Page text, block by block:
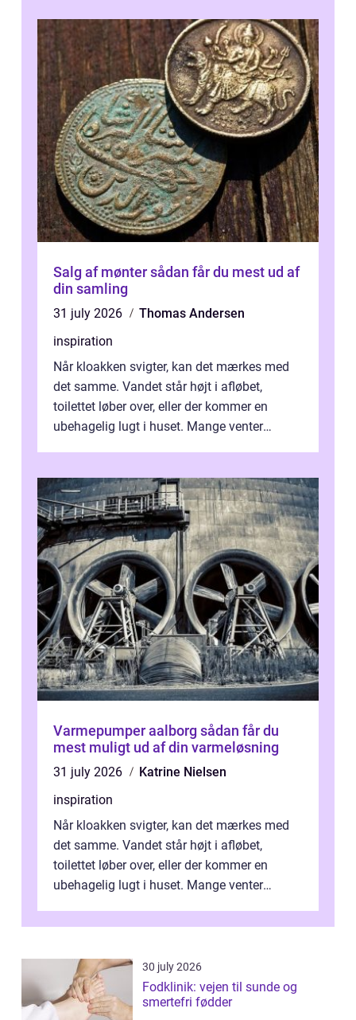
Salg af mønter sådan får du mest ud af
din samling
31 july 2026
Thomas Andersen
inspiration
Når kloakken svigter, kan det mærkes med
det samme. Vandet står højt i afløbet,
toilettet løber over, eller der kommer en
ubehagelig lugt i huset. Mange venter
Varmepumper aalborg sådan får du
mest muligt ud af din varmeløsning
31 july 2026
Katrine Nielsen
inspiration
Når kloakken svigter, kan det mærkes med
det samme. Vandet står højt i afløbet,
toilettet løber over, eller der kommer en
ubehagelig lugt i huset. Mange venter
30 july 2026
Fodklinik: vejen til sunde og
smertefri fødder